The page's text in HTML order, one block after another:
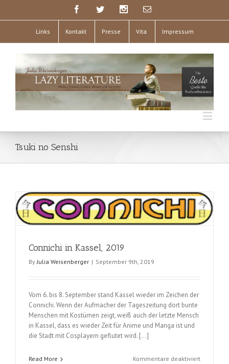
Links Kontakt Presse Vita Impressum
Tsuki no Senshi
Connichi in Kassel, 2019
By Julia Weisenberger | September 9th, 2019
Vom 6. bis 8. September stand Kassel wieder im Zeichen der
Connichi. Wenn der Aufmacher der Tageszeitung dort bunte
Menschen mit Kostümen zeigt, weiß auch der letzte Mensch
in Kassel, dass es wieder Zeit für Anime und Manga ist und
die Stadt mit Cosplayern geflutet wird. […]
Read More Kommentare deaktiviertfür